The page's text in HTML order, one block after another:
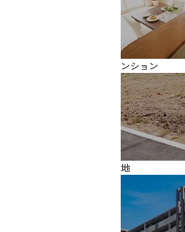
ンション
地